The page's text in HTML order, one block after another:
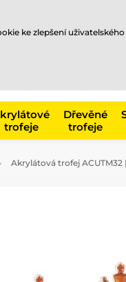
trofeje
Dřevěné
trofeje
Akrylátová trofej ACUTM32
ke zlepšení